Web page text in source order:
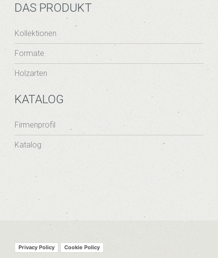
DAS PRODUKT
Kollektionen
Formate
Holzarten
KATALOG
Firmenprofil
Katalog
Privacy Policy Cookie Policy